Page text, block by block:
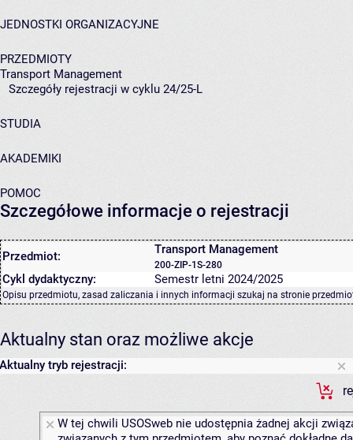
JEDNOSTKI ORGANIZACYJNE
PRZEDMIOTY
Transport Management
Szczegóły rejestracji w cyklu 24/25-L
STUDIA
AKADEMIKI
POMOC
Szczegółowe informacje o rejestracji
Przedmiot: Transport Management
200-ZIP-1S-280
Cykl dydaktyczny: Semestr letni 2024/2025
Opisu przedmiotu, zasad zaliczania i innych informacji szukaj na stronie
Aktualny stan oraz możliwe akcje
Aktualny tryb rejestracji:
W tej chwili USOSweb nie udostępnia żadnej akcji